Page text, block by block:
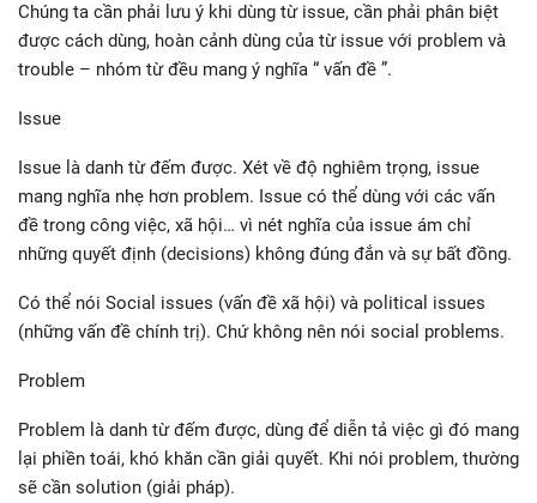
Chúng ta cần phải lưu ý khi dùng từ issue, cần phải phân biệt
được cách dùng, hoàn cảnh dùng của từ issue với problem và
trouble – nhóm từ đều mang ý nghĩa “ vấn đề ”.
Issue
Issue là danh từ đếm được. Xét về độ nghiêm trọng, issue
mang nghĩa nhẹ hơn problem. Issue có thể dùng với các vấn
đề trong công việc, xã hội… vì nét nghĩa của issue ám chỉ
những quyết định (decisions) không đúng đắn và sự bất đồng.
Có thể nói Social issues (vấn đề xã hội) và political issues
(những vấn đề chính trị). Chứ không nên nói social problems.
Problem
Problem là danh từ đếm được, dùng để diễn tả việc gì đó mang
lại phiền toái, khó khăn cần giải quyết. Khi nói problem, thường
sẽ cần solution (giải pháp).